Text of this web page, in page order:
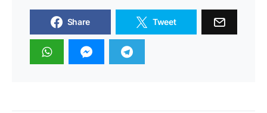
Share Tweet